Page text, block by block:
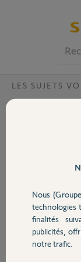
Volet
Sécurité
Domotique
LES SUJETS
Inversion
Nous
technologies
finalités
publicités,
notre trafic.